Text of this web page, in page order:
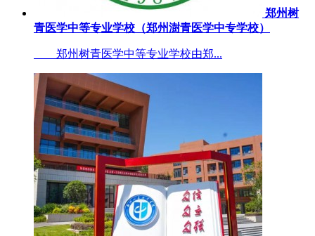
郑州树
青医学中等专业学校（郑州澍青医学中专学校）
郑州树青医学中等专业学校由郑...